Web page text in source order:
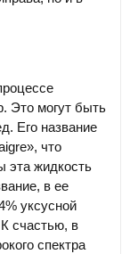
Это могут быть
Его название
что
эта жидкость
в ее
уксусной
счастью, в
спектра